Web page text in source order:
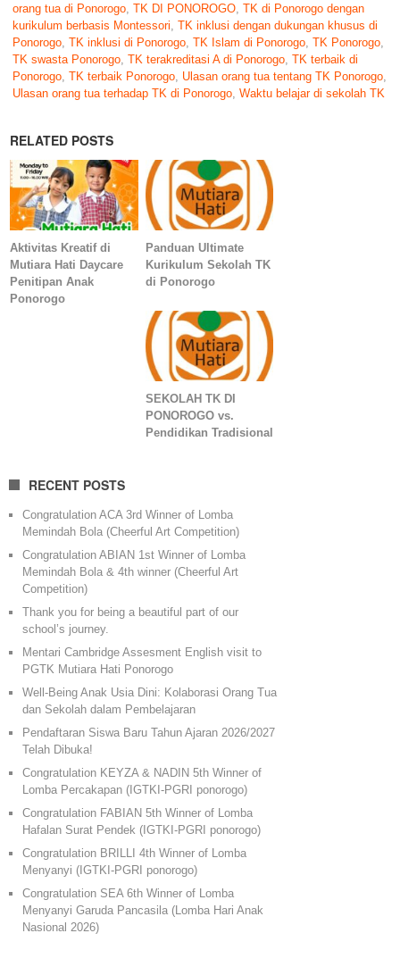
orang tua di Ponorogo ,TK DI PONOROGO ,TK di Ponorogo dengan
kurikulum berbasis Montessori ,TK inklusi dengan dukungan khusus di
Ponorogo ,TK inklusi di Ponorogo ,TK Islam di Ponorogo ,TK Ponorogo
TK swasta Ponorogo ,TK terakreditasi A di Ponorogo ,TK terbaik di
Ponorogo ,TK terbaik Ponorogo Ulasan orang tua tentang TK Ponorogo
Ulasan orang tua terhadap TK di Ponorogo ,Waktu belajar di sekolah TK
RELATED POSTS
Aktivitas Kreatif di
Mutiara Hati Daycare
Penitipan Anak
Ponorogo
Panduan Ultimate
Kurikulum Sekolah TK
di Ponorogo
SEKOLAH TK DI
PONOROGO vs.
Pendidikan Tradisional
RECENT POSTS
Congratulation ACA 3rd Winner of Lomba
Memindah Bola (Cheerful Art Competition)
Congratulation ABIAN 1st Winner of Lomba
Memindah Bola & 4th winner (Cheerful Art
Competition)
Thank you for being a beautiful part of our
school’s journey.
Mentari Cambridge Assesment English visit to
PGTK Mutiara Hati Ponorogo
Well-Being Anak Usia Dini: Kolaborasi Orang Tua
dan Sekolah dalam Pembelajaran
Pendaftaran Siswa Baru Tahun Ajaran 2026/2027
Telah Dibuka!
Congratulation KEYZA & NADIN 5th Winner of
Lomba Percakapan (IGTKI-PGRI ponorogo)
Congratulation FABIAN 5th Winner of Lomba
Hafalan Surat Pendek (IGTKI-PGRI ponorogo)
Congratulation BRILLI 4th Winner of Lomba
Menyanyi (IGTKI-PGRI ponorogo)
Congratulation SEA 6th Winner of Lomba
Menyanyi Garuda Pancasila (Lomba Hari Anak
Nasional 2026)